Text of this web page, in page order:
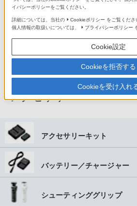
スペシャルコンテンツはこちら
アクセサリー
アクセサリーキット
バッテリー／チャージャー
シューティンググリップ
イバシーポリシーをご覧ください。
詳細については、当社の Cookieポリシー をご覧くださ
個人情報の取扱いについては、
プライバシーポリシー
Cookie設定
Cookieを拒否する
Cookieを受け入れ